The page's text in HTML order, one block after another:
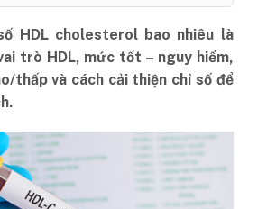
HDL cholesterol bao nhiêu là
trò HDL, mức tốt – nguy hiểm,
thấp và cách cải thiện chỉ số để